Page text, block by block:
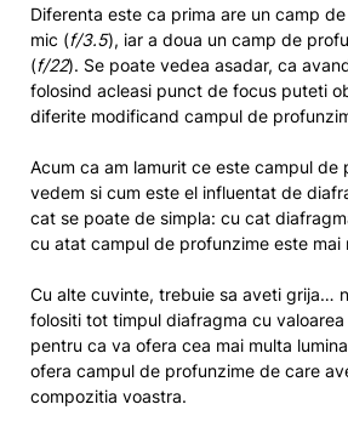
Diferenta este ca prima are un camp
mic (f/3.5), iar a doua un camp de
(f/22). Se poate vedea asadar, ca
folosind acleasi punct de focus puteti
diferite modificand campul de
Acum ca am lamurit ce este campul de
vedem si cum este el influentat de
cat se poate de simpla: cu cat
cu atat campul de profunzime este mai
Cu alte cuvinte, trebuie sa aveti grija…
folositi tot timpul diafragma cu
pentru ca va ofera cea mai multa
ofera campul de profunzime de care
compozitia voastra.